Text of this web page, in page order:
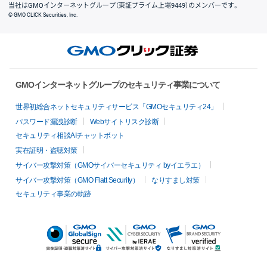
当社はGMOインターネットグループ（東証プライム上場9449）のメンバーです。
© GMO CLICK Securities, Inc.
GMOインターネットグループのセキュリティ事業について
世界初総合ネットセキュリティサービス「GMOセキュリティ24」
パスワード漏洩診断
Webサイトリスク診断
セキュリティ相談AIチャットボット
実在証明・盗聴対策
サイバー攻撃対策（GMOサイバーセキュリティ byイエラエ）
サイバー攻撃対策（GMO Flatt Security）
なりすまし対策
セキュリティ事業の軌跡